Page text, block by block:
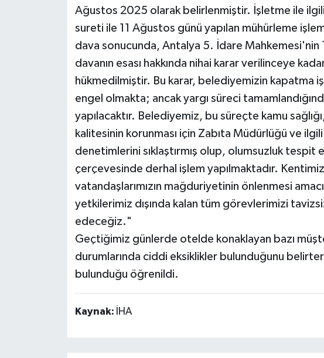
Ağustos 2025 olarak belirlenmiştir. İşletme ile
sureti ile 11 Ağustos günü yapılan mühürleme
dava sonucunda, Antalya 5. İdare Mahkemesi'nin
davanın esası hakkında nihai karar verilinceye
hükmedilmiştir. Bu karar, belediyemizin kapatma
engel olmakta; ancak yargı süreci
yapılacaktır. Belediyemiz, bu süreçte kamu
kalitesinin korunması için Zabıta Müdürlüğü ve ilgili
denetimlerini sıklaştırmış olup, olumsuzluk tespit
çerçevesinde derhal işlem yapılmaktadır.
vatandaşlarımızın mağduriyetinin önlenmesi
yetkilerimiz dışında kalan tüm görevlerimizi
edeceğiz."
Geçtiğimiz günlerde otelde konaklayan bazı
durumlarında ciddi eksiklikler bulunduğunu
bulunduğu öğrenildi.
Kaynak: İHA